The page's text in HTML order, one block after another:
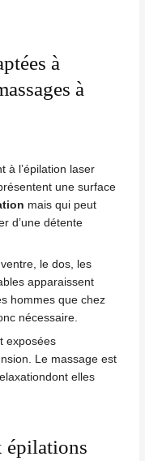
à
à
à l’épilation laser
une surface
mais qui peut
d’une détente
ventre, le dos, les
apparaissent
hommes que chez
nécessaire.
exposées
Le massage est
elles
épilations